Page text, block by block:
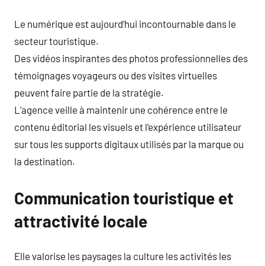
Le numérique est aujourd’hui incontournable dans le
secteur touristique.
Des vidéos inspirantes des photos professionnelles des
témoignages voyageurs ou des visites virtuelles
peuvent faire partie de la stratégie.
L’agence veille à maintenir une cohérence entre le
contenu éditorial les visuels et l’expérience utilisateur
sur tous les supports digitaux utilisés par la marque ou
la destination.
Communication touristique et
attractivité locale
Elle valorise les paysages la culture les activités les